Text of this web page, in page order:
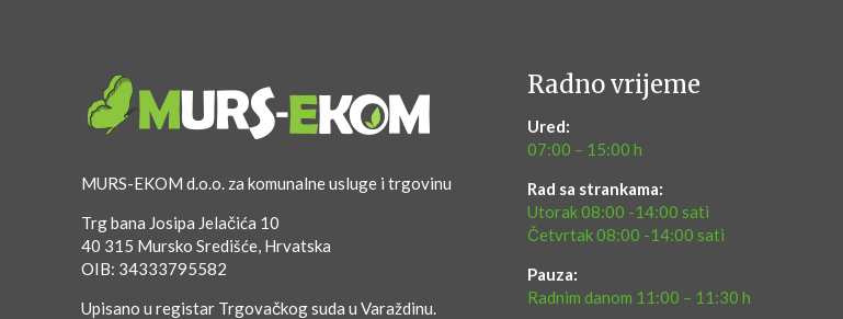
MURS-EKOM d.o.o. za komunalne usluge i trgovinu
Trg bana Josipa Jelačića 10
40 315 Mursko Središće, Hrvatska
OIB: 34333795582
Upisano u registar Trgovačkog suda u Varaždinu.
Radno vrijeme
Ured:
07:00 – 15:00 h
Rad sa strankama:
Utorak 08:00 -14:00 sati
Četvrtak 08:00 -14:00 sati
Pauza:
Radnim danom 11:00 – 11:30 h